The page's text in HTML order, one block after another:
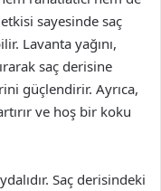
sayesinde saç
Lavanta yağını,
saç derisine
güçlendirir. Ayrıca,
ve hoş bir koku
Saç derisindeki